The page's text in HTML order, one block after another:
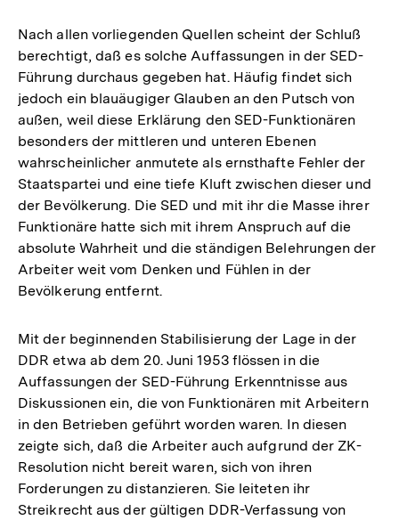
Nach allen vorliegenden Quellen scheint der Schluß
berechtigt, daß es solche Auffassungen in der SED-
Führung durchaus gegeben hat. Häufig findet sich
jedoch ein blauäugiger Glauben an den Putsch von
außen, weil diese Erklärung den SED-Funktionären
besonders der mittleren und unteren Ebenen
wahrscheinlicher anmutete als ernsthafte Fehler der
Staatspartei und eine tiefe Kluft zwischen dieser und
der Bevölkerung. Die SED und mit ihr die Masse ihrer
Funktionäre hatte sich mit ihrem Anspruch auf die
absolute Wahrheit und die ständigen Belehrungen der
Arbeiter weit vom Denken und Fühlen in der
Bevölkerung entfernt.
Mit der beginnenden Stabilisierung der Lage in der
DDR etwa ab dem 20. Juni 1953 flössen in die
Auffassungen der SED-Führung Erkenntnisse aus
Diskussionen ein, die von Funktionären mit Arbeitern
in den Betrieben geführt worden waren. In diesen
zeigte sich, daß die Arbeiter auch aufgrund der ZK-
Resolution nicht bereit waren, sich von ihren
Forderungen zu distanzieren. Sie leiteten ihr
Streikrecht aus der gültigen DDR-Verfassung von